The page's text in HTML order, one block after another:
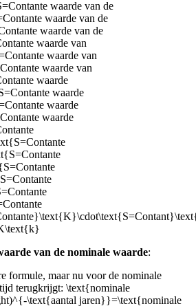
waarde van de
waarde van de
waarde van de
waarde van
waarde van
waarde van
waarde
waarde
waarde
waarde
van de nominale waarde:
formule, maar nu voor de nominale
terugkrijgt: \text{nominale
\text{aantal jaren}}=\text{nominale